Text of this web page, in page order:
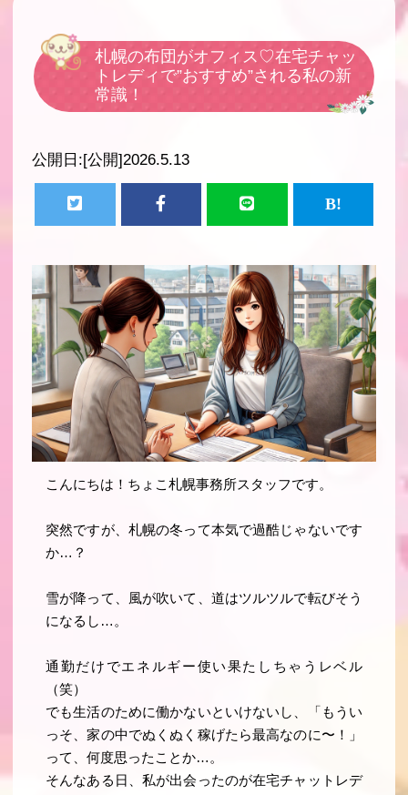
札幌の布団がオフィス♡在宅チャッ
トレディで”おすすめ”される私の新
常識！
公開日:[公開]2026.5.13
こんにちは！ちょこ札幌事務所スタッフです。
突然ですが、札幌の冬って本気で過酷じゃないです
か…？
雪が降って、風が吹いて、道はツルツルで転びそう
になるし…。
通勤だけでエネルギー使い果たしちゃうレベル
（笑）
でも生活のために働かないといけないし、「もうい
っそ、家の中でぬくぬく稼げたら最高なのに〜！」
って、何度思ったことか…。
そんなある日、私が出会ったのが在宅チャットレデ